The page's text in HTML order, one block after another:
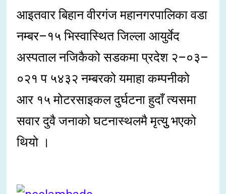
आइतवार बिहान वीरगंज महानगरपालिका वडा
नम्बर–१५ भिस्वास्थित जिल्ला आयुर्वेद
अस्पताल नजिकैको सडकमा प्रदेश २–०३–
०२१ प ५४३२ नम्बरको यमाहा कम्पनीको
आर १५ मोटरसाइकल दुर्घटना हुदाँ त्यसमा
सवार दुवै जनाको घटनास्थलमै मृत्युु भएको
थियो ।